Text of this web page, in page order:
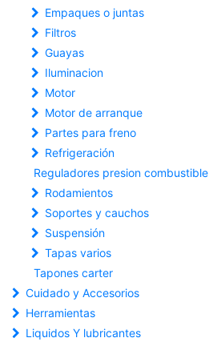
Empaques o juntas
Filtros
Guayas
Iluminacion
Motor
Motor de arranque
Partes para freno
Refrigeración
Reguladores presion combustible
Rodamientos
Soportes y cauchos
Suspensión
Tapas varios
Tapones carter
Cuidado y Accesorios
Herramientas
Liquidos Y lubricantes